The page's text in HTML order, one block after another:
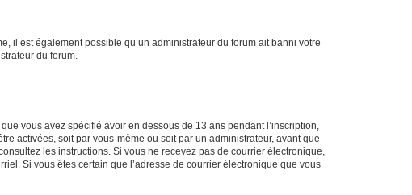
il est également possible qu’un administrateur du forum ait banni votre
du forum.
vous avez spécifié avoir en dessous de 13 ans pendant l’inscription,
activées, soit par vous-même ou soit par un administrateur, avant que
les instructions. Si vous ne recevez pas de courrier électronique,
Si vous êtes certain que l’adresse de courrier électronique que vous